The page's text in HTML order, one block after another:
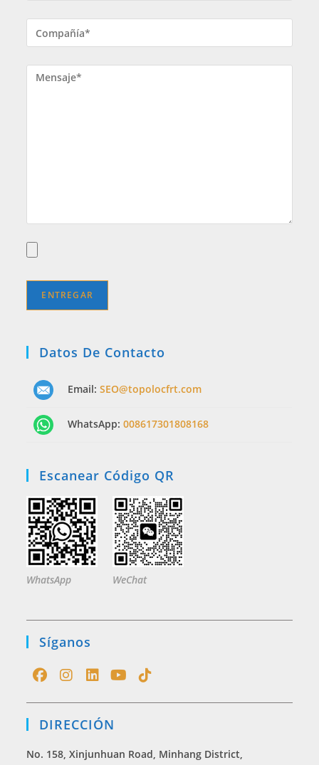
Datos De Contacto
Email:SEO@topolocfrt.com
WhatsApp:008617301808168
Escanear Código QR
WhatsApp WeChat
Síganos
new
a
new
a
new
a
new new
DIRECCIÓN
No. 158, Xinjunhuan Road, Minhang District,